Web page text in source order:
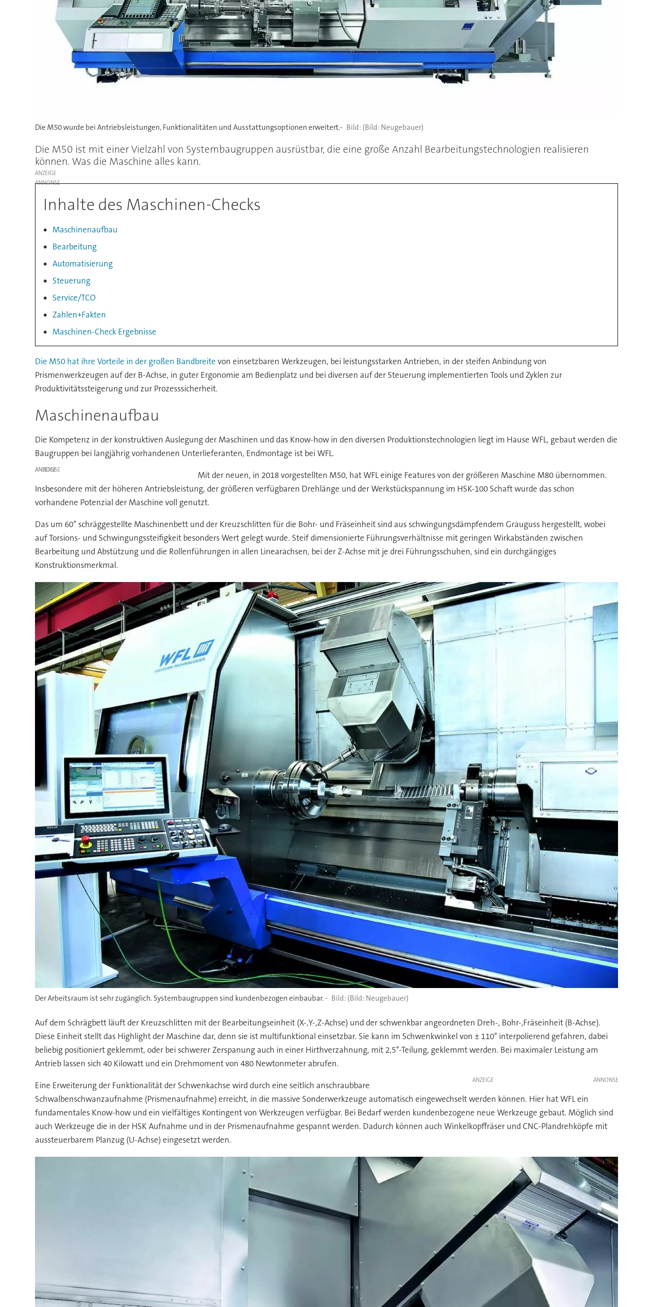
Die M50 wurde bei Antriebsleistungen, Funktionalitäten und Ausstattungsoptionen erweitert.- (Bild: Neugebauer)
Die M50 ist mit einer Vielzahl von Systembaugruppen ausrüstbar, die eine große Anzahl Bearbeitungstechnologien realisieren
können. Was die Maschine alles kann.
ANZEIGE
Inhalte des Maschinen-Checks
Maschinenaufbau
Bearbeitung
Automatisierung
Steuerung
Service/TCO
Zahlen+Fakten
Maschinen-Check Ergebnisse
Die M50 hat ihre Vorteile in der großen Bandbreite von einsetzbaren Werkzeugen, bei leistungsstarken Antrieben, in der steifen Anbindung von
Prismenwerkzeugen auf der B-Achse, in guter Ergonomie am Bedienplatz und bei diversen auf der Steuerung implementierten Tools und Zyklen zur
Produktivitätssteigerung und zur Prozesssicherheit.
Maschinenaufbau
Die Kompetenz in der konstruktiven Auslegung der Maschinen und das Know-how in den diversen Produktionstechnologien liegt im Hause WFL, gebaut werden die
Baugruppen bei langjährig vorhandenen Unterlieferanten, Endmontage ist bei WFL.
ANZEIGE
Mit der neuen, in 2018 vorgestellten M50, hat WFL einige Features von der größeren Maschine M80 übernommen.
Insbesondere mit der höheren Antriebsleistung, der größeren verfügbaren Drehlänge und der Werkstückspannung im HSK-100 Schaft wurde das schon
vorhandene Potenzial der Maschine voll genutzt.
Das um 60° schräggestellte Maschinenbett und der Kreuzschlitten für die Bohr- und Fräseinheit sind aus schwingungsdämpfendem Grauguss hergestellt, wobei
auf Torsions- und Schwingungssteifigkeit besonders Wert gelegt wurde. Steif dimensionierte Führungsverhältnisse mit geringen Wirkabständen zwischen
Bearbeitung und Abstützung und die Rollenführungen in allen Linearachsen, bei der Z-Achse mit je drei Führungsschuhen, sind ein durchgängiges
Konstruktionsmerkmal.
Der Arbeitsraum ist sehr zugänglich. Systembaugruppen sind kundenbezogen einbaubar. - (Bild: Neugebauer)
Auf dem Schrägbett läuft der Kreuzschlitten mit der Bearbeitungseinheit (X-,Y-,Z-Achse) und der schwenkbar angeordneten Dreh-, Bohr-,Fräseinheit (B-Achse).
Diese Einheit stellt das Highlight der Maschine dar, denn sie ist multifunktional einsetzbar. Sie kann im Schwenkwinkel von ± 110° interpolierend gefahren, dabei
beliebig positioniert geklemmt, oder bei schwerer Zerspanung auch in einer Hirthverzahnung, mit 2,5°-Teilung, geklemmt werden. Bei maximaler Leistung am
Antrieb lassen sich 40 Kilowatt und ein Drehmoment von 480 Newtonmeter abrufen.
ANZEIGE
Eine Erweiterung der Funktionalität der Schwenkachse wird durch eine seitlich anschraubbare
Schwalbenschwanzaufnahme (Prismenaufnahme) erreicht, in die massive Sonderwerkzeuge automatisch eingewechselt werden können. Hier hat WFL ein
fundamentales Know-how und ein vielfältiges Kontingent von Werkzeugen verfügbar. Bei Bedarf werden kundenbezogene neue Werkzeuge gebaut. Möglich sind
auch Werkzeuge die in der HSK Aufnahme und in der Prismenaufnahme gespannt werden. Dadurch können auch Winkelkopffräser und CNC-Plandrehköpfe mit
aussteuerbarem Planzug (U-Achse) eingesetzt werden.